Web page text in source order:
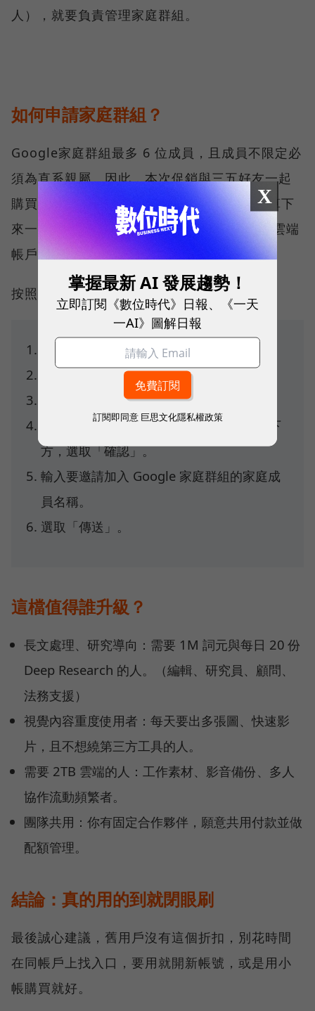
人），就要負責管理家庭群組。
如何申請家庭群組？
Google家庭群組最多 6 位成員，且成員不限定必
須為直系親屬。因此，本次促銷與三五好友一起
購買Google AI Pro 年費方案是可行的，換算下
來一人只要負擔約540元，但要注意token跟雲端
帳戶容量共用上限是一樣的。
按照官方說明，以下6步驟就可創建家庭群組。
登入 Google 帳戶。
前往g.co/yourfamily。
依序選取「建立家庭群組」⭢「開始」。
在「準備好擔任家庭群組管理員了嗎？」下
方，選取「確認」。
輸入要邀請加入 Google 家庭群組的家庭成
員名稱。
選取「傳送」。
這檔值得誰升級？
長文處理、研究導向：需要 1M 詞元與每日 20 份
Deep Research 的人。（編輯、研究員、顧問、
法務支援）
視覺內容重度使用者：每天要出多張圖、快速影
片，且不想繞第三方工具的人。
需要 2TB 雲端的人：工作素材、影音備份、多人
協作流動頻繁者。
團隊共用：你有固定合作夥伴，願意共用付款並做
配額管理。
結論：真的用的到就閉眼刷
最後誠心建議，舊用戶沒有這個折扣，別花時間
在同帳戶上找入口，要用就開新帳號，或是用小
帳購買就好。
X
掌握最新 AI 發展趨勢！
立即訂閱《數位時代》日報、《一天
一AI》圖解日報
訂閱即同意 巨思文化隱私權政策